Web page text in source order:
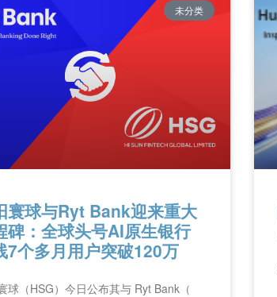
未分类
寰球与Ryt Bank迎来重大
碑：全球头号AI原生银行
7个多月用户突破120万
球（HSG）今日公布其与 Ryt Bank（